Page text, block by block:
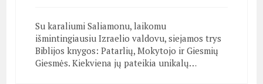
Su karaliumi Saliamonu, laikomu
išmintingiausiu Izraelio valdovu, siejamos trys
Biblijos knygos: Patarlių, Mokytojo ir Giesmių
Giesmės. Kiekviena jų pateikia unikalų…